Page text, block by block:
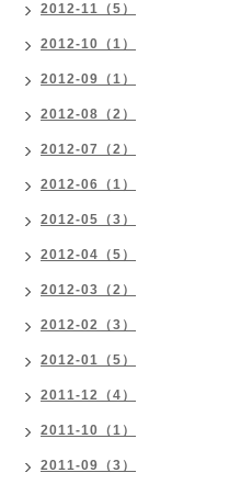
2012-11（5）
2012-10（1）
2012-09（1）
2012-08（2）
2012-07（2）
2012-06（1）
2012-05（3）
2012-04（5）
2012-03（2）
2012-02（3）
2012-01（5）
2011-12（4）
2011-10（1）
2011-09（3）